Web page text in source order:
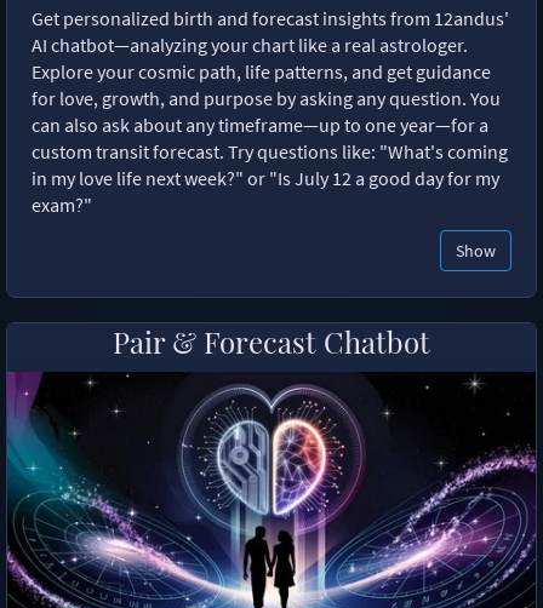
Get personalized birth and forecast insights from 12andus'
AI chatbot—analyzing your chart like a real astrologer.
Explore your cosmic path, life patterns, and get guidance
for love, growth, and purpose by asking any question. You
can also ask about any timeframe—up to one year—for a
custom transit forecast. Try questions like: "What's coming
in my love life next week?" or "Is July 12 a good day for my
exam?"
Show
Pair & Forecast Chatbot